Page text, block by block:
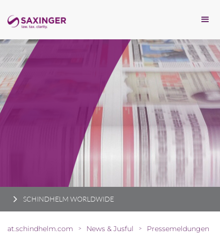
SCHINDHELM WORLDWIDE
at.schindhelm.com > News & Jusful > Pressemeldungen